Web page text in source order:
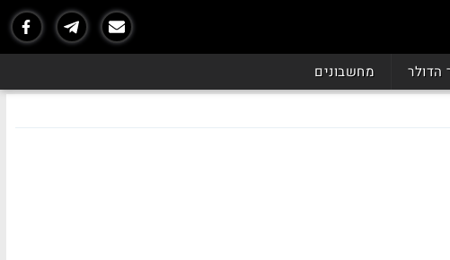
הדולר מחשבונים
נכון ל - 06/26